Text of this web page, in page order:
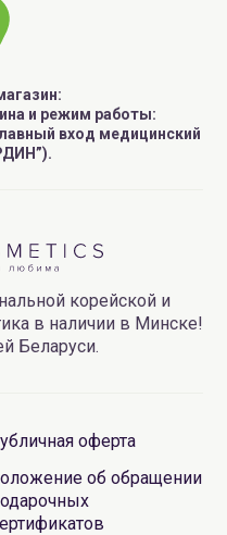
и режим работы:
вход медицинский
корейской и
в наличии в Минске!
Беларуси.
оферта
об обращении